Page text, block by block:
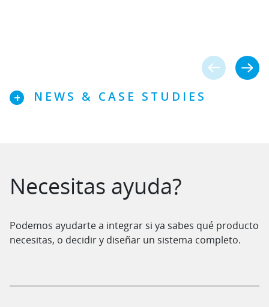
NEWS & CASE STUDIES
Necesitas ayuda?
Podemos ayudarte a integrar si ya sabes qué producto
necesitas, o decidir y diseñar un sistema completo.